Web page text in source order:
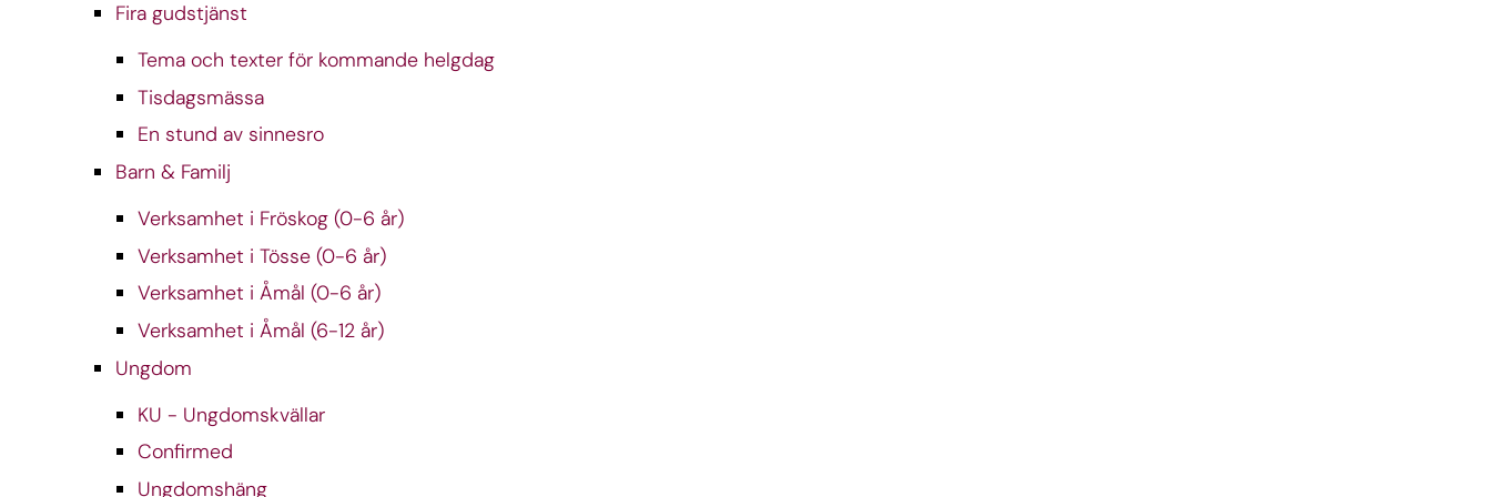
Fira gudstjänst
Tema och texter för kommande helgdag
Tisdagsmässa
En stund av sinnesro
Barn & Familj
Verksamhet i Fröskog (0-6 år)
Verksamhet i Tösse (0-6 år)
Verksamhet i Åmål (0-6 år)
Verksamhet i Åmål (6-12 år)
Ungdom
KU - Ungdomskvällar
Confirmed
Ungdomshäng